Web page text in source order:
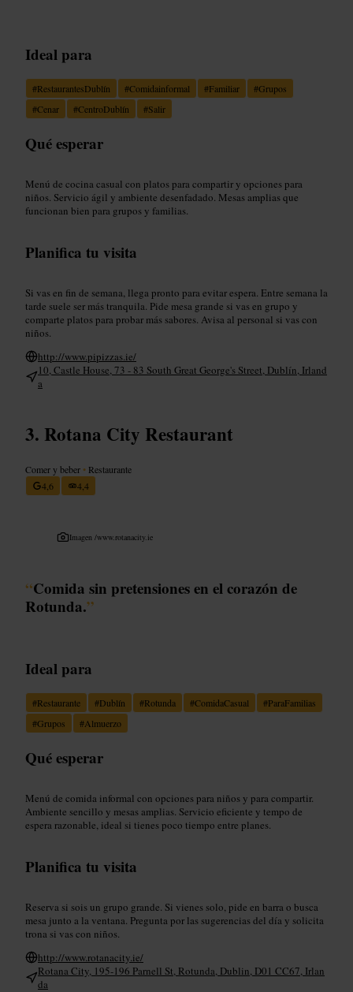
Ideal para
#RestaurantesDublín #Comidainformal #Familiar #Grupos
#Cenar #CentroDublín #Salir
Qué esperar
Menú de cocina casual con platos para compartir y opciones para
niños. Servicio ágil y ambiente desenfadado. Mesas amplias que
funcionan bien para grupos y familias.
Planifica tu visita
Si vas en fin de semana, llega pronto para evitar espera. Entre semana la
tarde suele ser más tranquila. Pide mesa grande si vas en grupo y
comparte platos para probar más sabores. Avisa al personal si vas con
niños.
http://www.pipizzas.ie/
10, Castle House, 73 - 83 South Great George's Street, Dublín, Irland
a
Rotana City Restaurant
Comer y beber • Restaurante
4,6
4,4
Imagen /www.rotanacity.ie
“Comida sin pretensiones en el corazón de
Rotunda.”
Ideal para
#Restaurante #Dublín #Rotunda #ComidaCasual #ParaFamilias
#Grupos #Almuerzo
Qué esperar
Menú de comida informal con opciones para niños y para compartir.
Ambiente sencillo y mesas amplias. Servicio eficiente y tempo de
espera razonable, ideal si tienes poco tiempo entre planes.
Planifica tu visita
Reserva si sois un grupo grande. Si vienes solo, pide en barra o busca
mesa junto a la ventana. Pregunta por las sugerencias del día y solicita
trona si vas con niños.
http://www.rotanacity.ie/
Rotana City, 195-196 Parnell St, Rotunda, Dublin, D01 CC67, Irlan
da